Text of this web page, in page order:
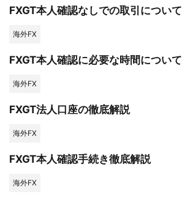
FXGT本人確認なしでの取引について
海外FX
FXGT本人確認に必要な時間について
海外FX
FXGT法人口座の徹底解説
海外FX
FXGT本人確認手続き徹底解説
海外FX